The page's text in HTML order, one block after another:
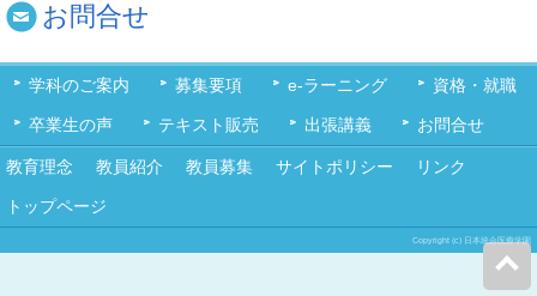
お問合せ
学科のご案内 募集要項 e-ラーニング 資格・就職
卒業生の声 テキスト販売 出張講義 お問合せ
教育理念 教員紹介 教員募集 サイトポリシー リンク
トップページ
Copyright (c) 日本統合医療学園